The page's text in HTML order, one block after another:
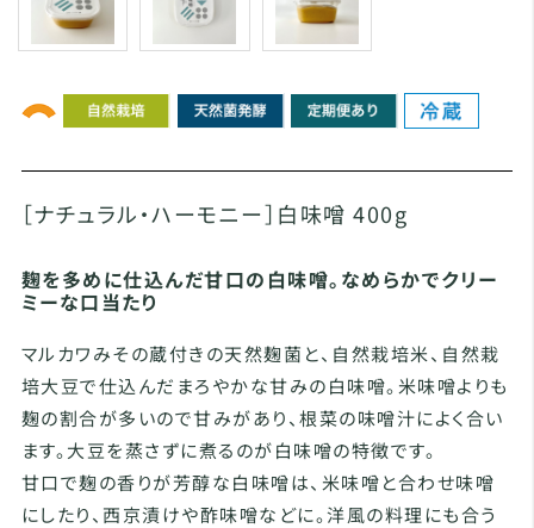
［ナチュラル・ハーモニー］白味噌 400g
麹を多めに仕込んだ甘口の白味噌。なめらかでクリー
ミーな口当たり
マルカワみその蔵付きの天然麹菌と、自然栽培米、自然栽
培大豆で仕込んだまろやかな甘みの白味噌。米味噌よりも
麹の割合が多いので甘みがあり、根菜の味噌汁によく合い
ます。大豆を蒸さずに煮るのが白味噌の特徴です。
甘口で麹の香りが芳醇な白味噌は、米味噌と合わせ味噌
にしたり、西京漬けや酢味噌などに。洋風の料理にも合う